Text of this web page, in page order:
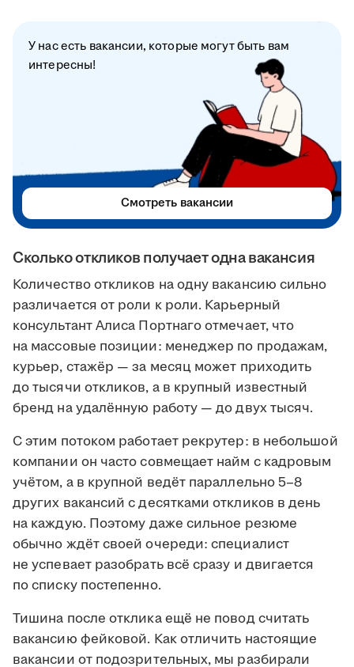
Сколько откликов получает одна вакансия
Количество откликов на одну вакансию сильно
различается от роли к роли. Карьерный
консультант Алиса Портнаго отмечает, что
на массовые позиции: менеджер по продажам,
курьер, стажёр — за месяц может приходить
до тысячи откликов, а в крупный известный
бренд на удалённую работу — до двух тысяч.
С этим потоком работает рекрутер: в небольшой
компании он часто совмещает найм с кадровым
учётом, а в крупной ведёт параллельно 5–8
других вакансий с десятками откликов в день
на каждую. Поэтому даже сильное резюме
обычно ждёт своей очереди: специалист
не успевает разобрать всё сразу и двигается
по списку постепенно.
Тишина после отклика ещё не повод считать
вакансию фейковой. Как отличить настоящие
вакансии от подозрительных, мы разбирали
У нас есть вакансии, которые могут быть вам
интересны!
Смотреть вакансии